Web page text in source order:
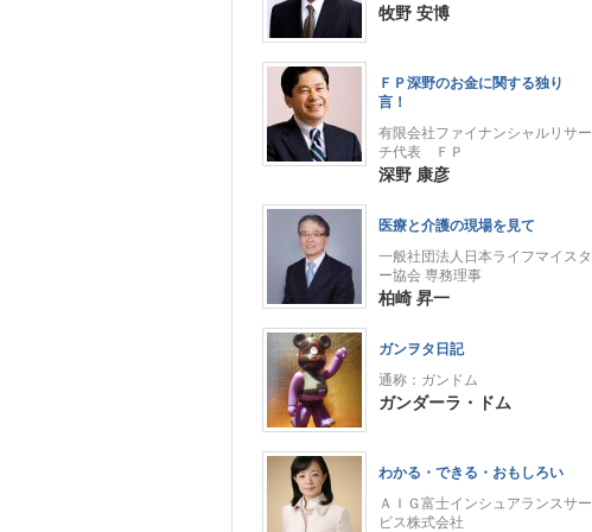
牧野 安博
ＦＰ深野のお金に関する独り
言！
有限会社ファイナンシャルリサー
チ代表 ＦＰ
深野 康彦
医療と介護の現場を見て
一般社団法人日本ライフマイスタ
ー協会 専務理事
柏崎 昇一
ガンヲタ日記
通称：ガンドム
ガンダーラ・ドム
わかる・できる・おもしろい
ＡＩＧ富士インシュアランスサー
ビス株式会社